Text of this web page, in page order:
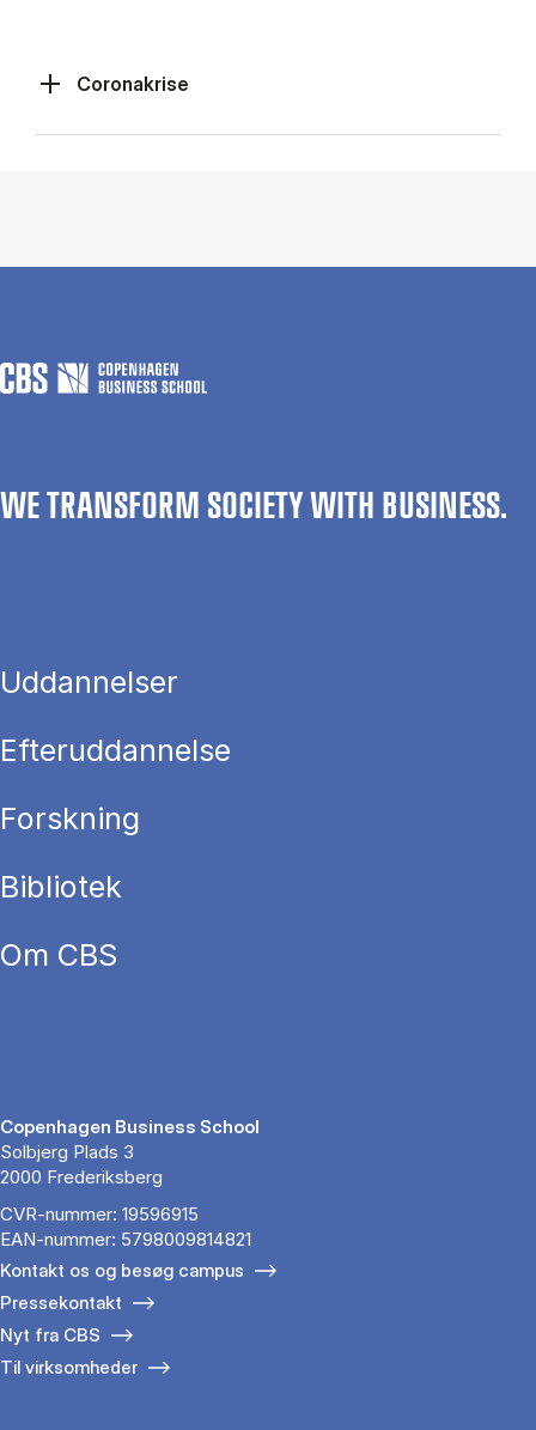
Coronakrise
WE TRANSFORM SOCIETY WITH BUSINESS.
Uddannelser
Efteruddannelse
Forskning
Bibliotek
Om CBS
Copenhagen Business School
Solbjerg Plads 3
2000 Frederiksberg
CVR-nummer: 19596915
EAN-nummer: 5798009814821
Kontakt os og besøg campus
Pressekontakt
Nyt fra CBS
Til virksomheder